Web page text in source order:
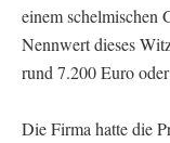
einem schelmischen
Nennwert dieses
rund 7.200 Euro
Die Firma hatte die